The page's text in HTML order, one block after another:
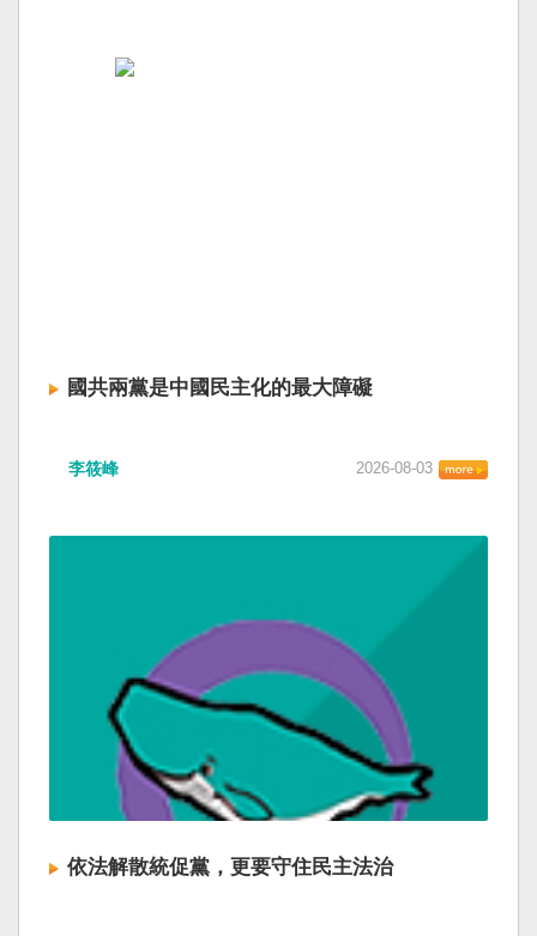
國共兩黨是中國民主化的最大障礙
李筱峰 2026-08-03
依法解散統促黨，更要守住民主法治